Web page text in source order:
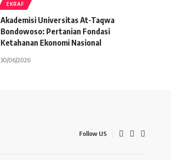
EKRAF
Akademisi Universitas At-Taqwa
Bondowoso: Pertanian Fondasi
Ketahanan Ekonomi Nasional
30/06/2026
Follow US